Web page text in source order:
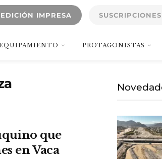
EDICIÓN IMPRESA SUSCRIPCIONES
PROTAGONISTAS
que
en Vaca